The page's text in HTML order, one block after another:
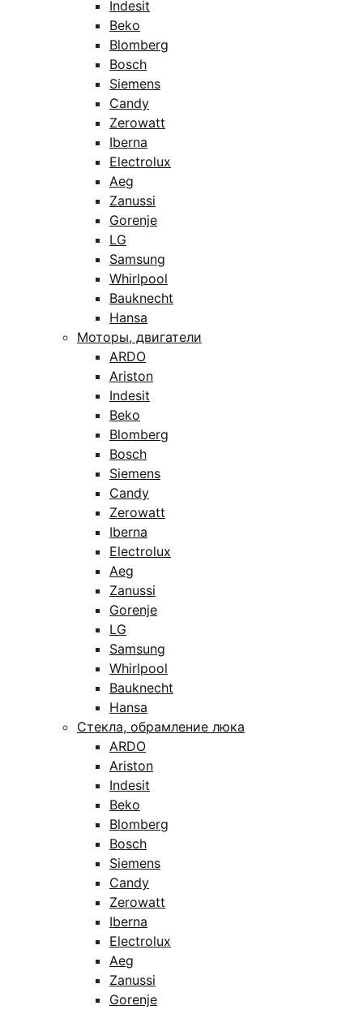
Indesit
Beko
Blomberg
Bosch
Siemens
Candy
Zerowatt
Iberna
Electrolux
Aeg
Zanussi
Gorenje
LG
Samsung
Whirlpool
Bauknecht
Hansa
Моторы, двигатели
ARDO
Ariston
Indesit
Beko
Blomberg
Bosch
Siemens
Candy
Zerowatt
Iberna
Electrolux
Aeg
Zanussi
Gorenje
LG
Samsung
Whirlpool
Bauknecht
Hansa
Стекла, обрамление люка
ARDO
Ariston
Indesit
Beko
Blomberg
Bosch
Siemens
Candy
Zerowatt
Iberna
Electrolux
Aeg
Zanussi
Gorenje